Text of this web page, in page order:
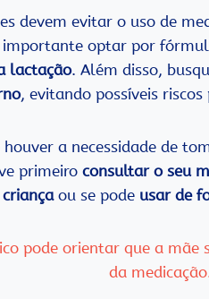
devem evitar o uso de
importante optar por
lactação. Além disso,
, evitando possíveis
houver a necessidade de
primeiro consultar o seu
ou se pode usar de
pode orientar que a
da